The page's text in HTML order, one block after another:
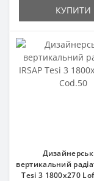
КУПИТИ
вертикальний
Tesi 3 1800x270